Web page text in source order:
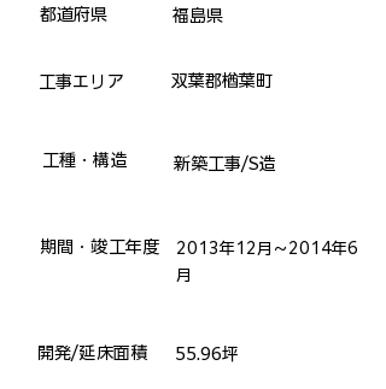
​都道府県 福島県
​工事エリア 双葉郡楢葉町
​工種・構造 新築工事/S造
​期間・竣工年度
2013年12月～2014年6
月
​開発/延床面積 55.96坪